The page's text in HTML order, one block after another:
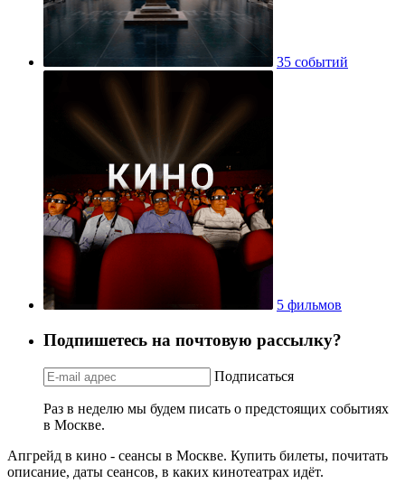
35 событий
5 фильмов
Подпишетесь на почтовую рассылку?
Подписаться
Раз в неделю мы будем писать о предстоящих событиях
в Москве.
Апгрейд в кино - сеансы в Москве. Купить билеты, почитать
описание, даты сеансов, в каких кинотеатрах идёт.